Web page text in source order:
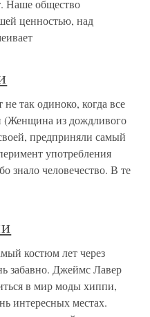
Наше общество
ценностью, над
так одиноко, когда все
(Женщина из дождливого
предприняли самый
употребления
знало человечество. В те
костюм лет через
забавно. Джеймс Лавер
в мир моды хиппи,
интересных местах.